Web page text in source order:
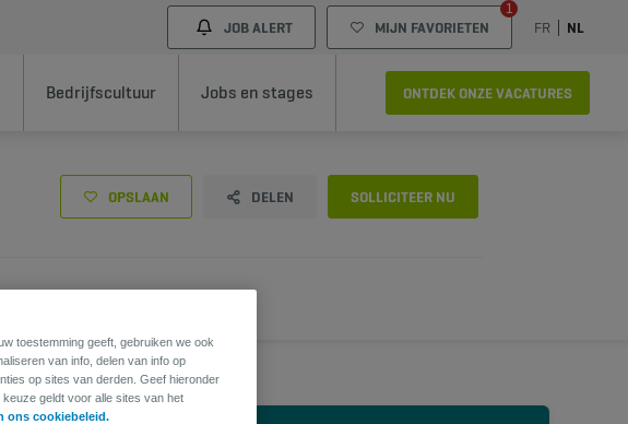
JOB ALERT MIJN FAVORIETEN
1
FR NL
Bedrijfscultuur Jobs en stages ONTDEK ONZE VACATURES
OPSLAAN DELEN SOLLICITEER NU
toestemming geeft, gebruiken we ook
van info, delen van info op
op sites van derden. Geef hieronder
geldt voor alle sites van het
ons cookiebeleid.